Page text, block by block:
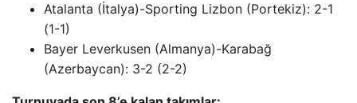
Atalanta (İtalya)-Sporting Lizbon (Portekiz): 2-1
(1-1)
Bayer Leverkusen (Almanya)-Karabağ
(Azerbaycan): 3-2 (2-2)